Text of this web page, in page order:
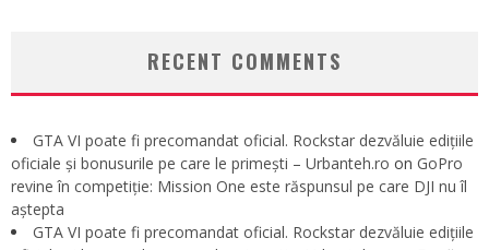
RECENT COMMENTS
GTA VI poate fi precomandat oficial. Rockstar dezvăluie edițiile
oficiale și bonusurile pe care le primești – Urbanteh.ro on GoPro
revine în competiție: Mission One este răspunsul pe care DJI nu îl
aștepta
GTA VI poate fi precomandat oficial. Rockstar dezvăluie edițiile